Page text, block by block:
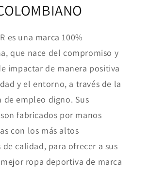
es una marca 100%
que nace del compromiso y
impactar de manera positiva
y el entorno, a través de la
de empleo digno. Sus
fabricados por manos
con los más altos
de calidad, para ofrecer a sus
ropa deportiva de marca